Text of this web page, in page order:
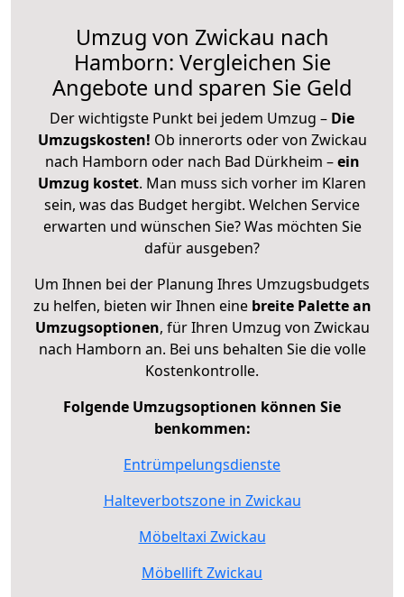
Umzug von Zwickau nach
Hamborn: Vergleichen Sie
Angebote und sparen Sie Geld
Der wichtigste Punkt bei jedem Umzug – Die
Umzugskosten! Ob innerorts oder von Zwickau
nach Hamborn oder nach Bad Dürkheim –ein
Umzug kostet. Man muss sich vorher im Klaren
sein, was das Budget hergibt. Welchen Service
erwarten und wünschen Sie? Was möchten Sie
dafür ausgeben?
Um Ihnen bei der Planung Ihres Umzugsbudgets
zu helfen, bieten wir Ihnen eine breite Palette an
Umzugsoptionen, für Ihren Umzug von Zwickau
nach Hamborn an. Bei uns behalten Sie die volle
Kostenkontrolle.
Folgende Umzugsoptionen können Sie
benkommen:
Entrümpelungsdienste
Halteverbotszone in Zwickau
Möbeltaxi Zwickau
Möbellift Zwickau